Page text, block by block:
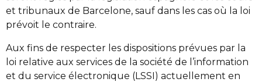
et tribunaux de Barcelone, sauf dans les cas où la loi
prévoit le contraire.
Aux fins de respecter les dispositions prévues par la
loi relative aux services de la société de l’information
et du service électronique (LSSI) actuellement en